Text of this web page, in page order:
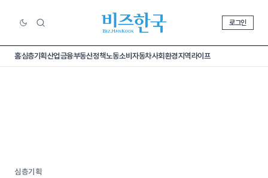
로그인
홈심층기획산업금융부동산정책노동소비 자동차사회환경지역라이프
심층기획